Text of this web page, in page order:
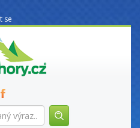
se
Zadejte
hledaný